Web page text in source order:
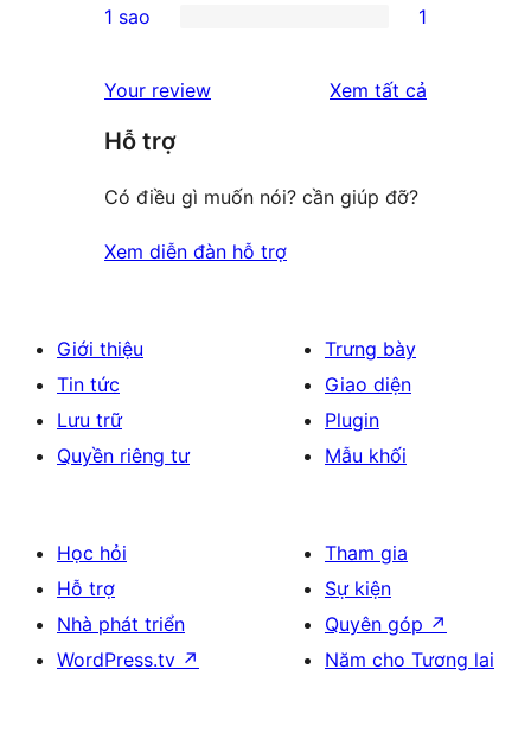
reviews
star
2-
reviews
star
review
1 sao 1
Your review Xem tất cả
Hỗ trợ
Có điều gì muốn nói? cần giúp đỡ?
Xem diễn đàn hỗ trợ
Giới thiệu
Tin tức
Lưu trữ
Quyền riêng tư
Trưng bày
Giao diện
Plugin
Mẫu khối
Học hỏi
Hỗ trợ
Nhà phát triển
WordPress.tv ↗
Tham gia
Sự kiện
Quyên góp ↗
Năm cho Tương lai